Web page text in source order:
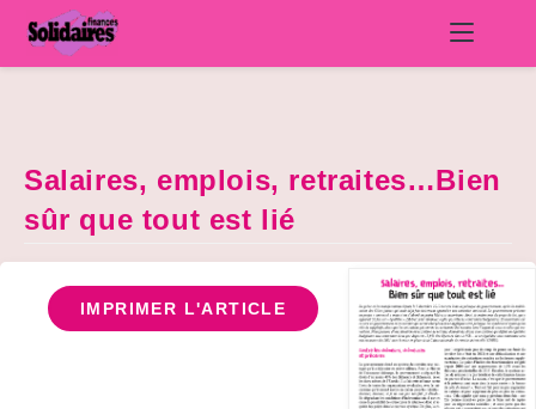
Salaires, emplois, retraites…Bien
sûr que tout est lié
IMPRIMER L'ARTICLE